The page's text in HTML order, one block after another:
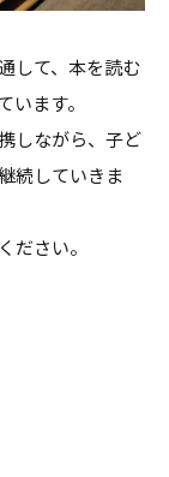
して、本を読む
ます。
しながら、子ど
続していきま
ださい。